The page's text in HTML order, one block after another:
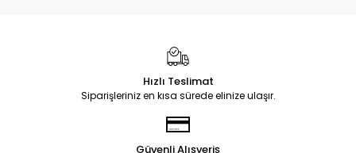
Hızlı Teslimat
Siparişleriniz en kısa sürede elinize ulaşır.
Güvenli Alışveriş